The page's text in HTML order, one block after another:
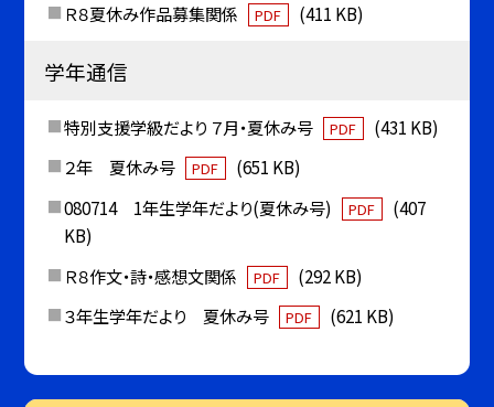
Ｒ８夏休み作品募集関係
PDF (411 KB)
学年通信
特別支援学級だより ７月・夏休み号 PDF
(431 KB)
２年 夏休み号
PDF
(651 KB)
080714 1年生学年だより(夏休み号)
PDF
(407
KB)
Ｒ８作文・詩・感想文関係
PDF
(292 KB)
３年生学年だより 夏休み号
PDF (621 KB)